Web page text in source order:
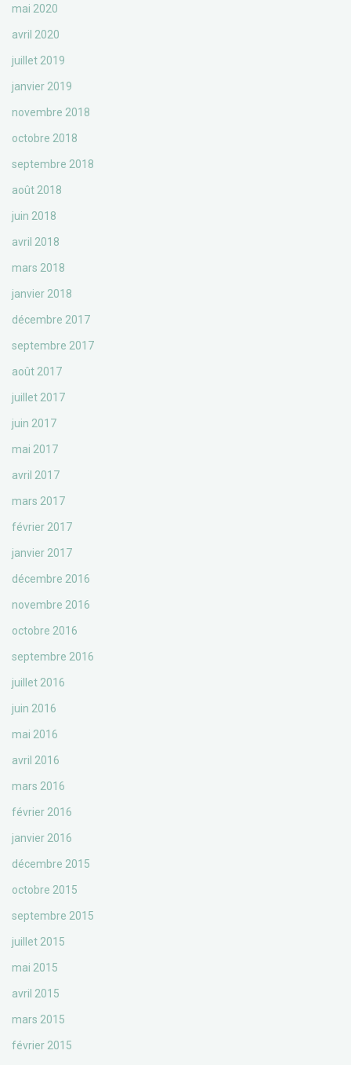
mai 2020
avril 2020
juillet 2019
janvier 2019
novembre 2018
octobre 2018
septembre 2018
août 2018
juin 2018
avril 2018
mars 2018
janvier 2018
décembre 2017
septembre 2017
août 2017
juillet 2017
juin 2017
mai 2017
avril 2017
mars 2017
février 2017
janvier 2017
décembre 2016
novembre 2016
octobre 2016
septembre 2016
juillet 2016
juin 2016
mai 2016
avril 2016
mars 2016
février 2016
janvier 2016
décembre 2015
octobre 2015
septembre 2015
juillet 2015
mai 2015
avril 2015
mars 2015
février 2015